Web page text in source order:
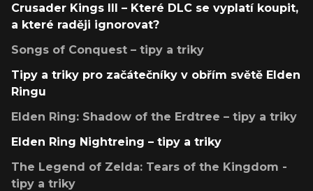
Crusader Kings III – Které DLC se vyplatí koupit,
a které raději ignorovat?
Songs of Conquest – tipy a triky
Tipy a triky pro začátečníky v obřím světě Elden
Ringu
Elden Ring: Shadow of the Erdtree – tipy a triky
Elden Ring Nightreing – tipy a triky
The Legend of Zelda: Tears of the Kingdom -
tipy a triky